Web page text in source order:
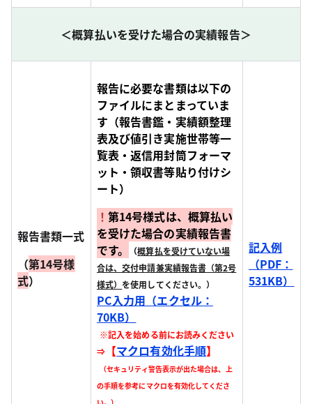
＜概算払いを受けた場合の実績報告＞
報告書類一式
（第14号様
式）
報告に必要な書類は以下の
ファイルにまとまっていま
す（報告書鑑・実績額整理
表及び値引き実施世帯等一
覧表・返信用封筒フォーマ
ット・領収書等貼り付けシ
ート）
！第14号様式は、概算払い
を受けた場合の実績報告書
です。
（概算払を受けていない場
合は、交付申請兼実績報告書（第2号
様式） を使用してください。）
PC入力用（エクセル：
70KB）
※記入を始める前にお読みください
⇒ 【マクロ有効化手順】
（セキュリティ警告表示が出た場合は、上
の手順を参考にマクロを有効化してくださ
記入例
（PDF：
531KB）